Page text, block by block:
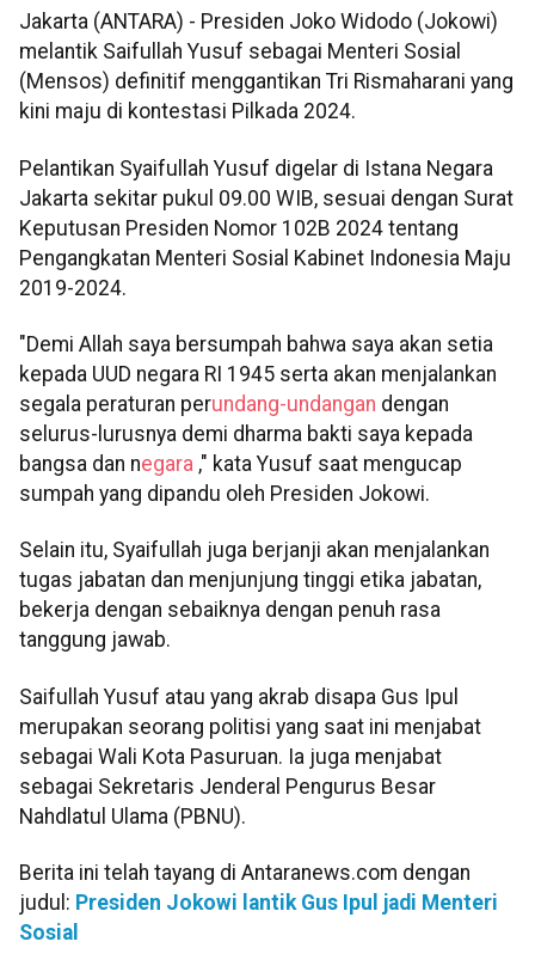
Jakarta (ANTARA) - Presiden Joko Widodo (Jokowi)
melantik Saifullah Yusuf sebagai Menteri Sosial
(Mensos) definitif menggantikan Tri Rismaharani yang
kini maju di kontestasi Pilkada 2024.
Pelantikan Syaifullah Yusuf digelar di Istana Negara
Jakarta sekitar pukul 09.00 WIB, sesuai dengan Surat
Keputusan Presiden Nomor 102B 2024 tentang
Pengangkatan Menteri Sosial Kabinet Indonesia Maju
2019-2024.
"Demi Allah saya bersumpah bahwa saya akan setia
kepada UUD negara RI 1945 serta akan menjalankan
segala peraturan perundang-undangan dengan
selurus-lurusnya demi dharma bakti saya kepada
bangsa dan negara ," kata Yusuf saat mengucap
sumpah yang dipandu oleh Presiden Jokowi.
Selain itu, Syaifullah juga berjanji akan menjalankan
tugas jabatan dan menjunjung tinggi etika jabatan,
bekerja dengan sebaiknya dengan penuh rasa
tanggung jawab.
Saifullah Yusuf atau yang akrab disapa Gus Ipul
merupakan seorang politisi yang saat ini menjabat
sebagai Wali Kota Pasuruan. Ia juga menjabat
sebagai Sekretaris Jenderal Pengurus Besar
Nahdlatul Ulama (PBNU).
Berita ini telah tayang di Antaranews.com dengan
judul: Presiden Jokowi lantik Gus Ipul jadi Menteri
Sosial